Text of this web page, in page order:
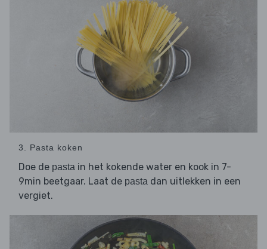
3. Pasta koken
Doe de pasta in het kokende water en kook in 7-
9min beetgaar. Laat de pasta dan uitlekken in een
vergiet.